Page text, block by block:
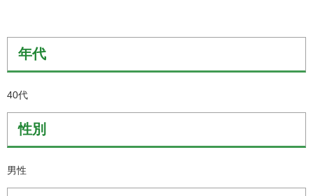
年代
40代
性別
男性